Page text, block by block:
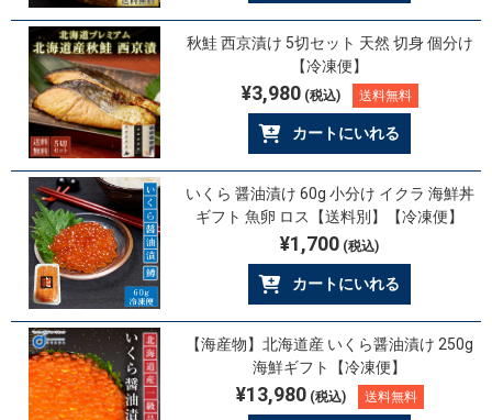
秋鮭 西京漬け 5切セット 天然 切身 個分け
【冷凍便】
¥3,980(税込) 送料無料
カートにいれる
いくら 醤油漬け 60g 小分け イクラ 海鮮丼
ギフト 魚卵 ロス【送料別】【冷凍便】
¥1,700 (税込)
カートにいれる
【海産物】北海道産 いくら醤油漬け 250g
海鮮ギフト【冷凍便】
¥13,980(税込) 送料無料